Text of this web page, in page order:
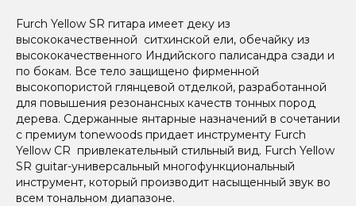
Furch Yellow SR гитара имеет деку из
высококачественной ситхинской ели, обечайку из
высококачественного Индийского палисандра сзади и
по бокам. Все тело защищено фирменной
высокопористой глянцевой отделкой, разработанной
для повышения резонансных качеств тонных пород
дерева. Сдержанные янтарные назначений в сочетании
с премиум tonewoods придает инструменту Furch
Yellow CR привлекательный стильный вид. Furch Yellow
SR guitar-универсальный многофункциональный
инструмент, который производит насыщенный звук во
всем тональном диапазоне.